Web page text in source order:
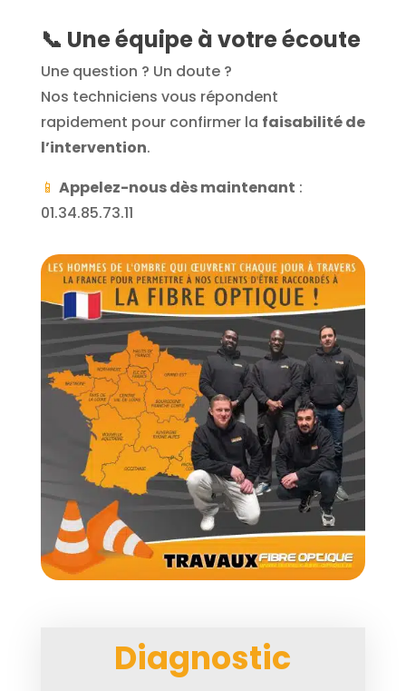
📞 Une équipe à votre écoute
Une question ? Un doute ?
Nos techniciens vous répondent
rapidement pour confirmer la faisabilité de
l’intervention.
📱 Appelez-nous dès maintenant :
01.34.85.73.11
Diagnostic